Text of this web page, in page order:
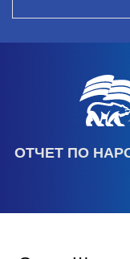
ОТЧЕТ ПО